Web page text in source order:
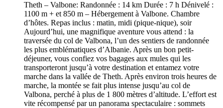
Theth – Valbone: Randonnée : 14 km Durée : 7 h Dénivelé :
1100 m + et 850 m – Hébergement à Valbone. Chambre
d’hôtes. Repas inclus : matin, midi (pique-nique), soir
Aujourd’hui, une magnifique aventure vous attend : la
traversée du col de Valbona, l’un des sentiers de randonnée
les plus emblématiques d’Albanie. Après un bon petit-
déjeuner, vous confiez vos bagages aux mules qui les
transporteront jusqu’à votre destination et entamez votre
marche dans la vallée de Theth. Après environ trois heures de
marche, la montée se fait plus intense jusqu’au col de
Valbona, perché à plus de 1 800 mètres d’altitude. L’effort est
vite récompensé par un panorama spectaculaire : sommets